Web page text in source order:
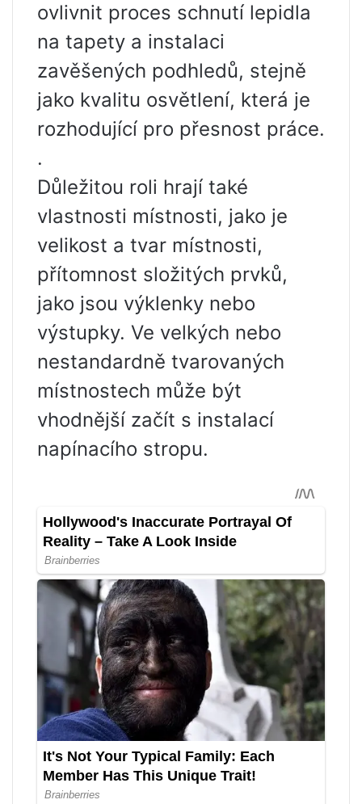
ovlivnit proces schnutí lepidla
na tapety a instalaci
zavěšených podhledů, stejně
jako kvalitu osvětlení, která je
rozhodující pro přesnost práce.
.
Důležitou roli hrají také
vlastnosti místnosti, jako je
velikost a tvar místnosti,
přítomnost složitých prvků,
jako jsou výklenky nebo
výstupky. Ve velkých nebo
nestandardně tvarovaných
místnostech může být
vhodnější začít s instalací
napínacího stropu.